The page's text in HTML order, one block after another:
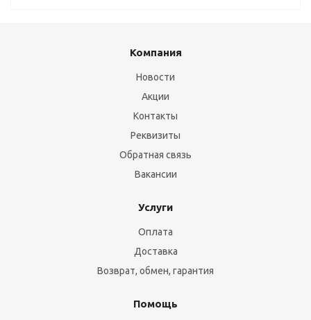
Компания
Новости
Акции
Контакты
Реквизиты
Обратная связь
Вакансии
Услуги
Оплата
Доставка
Возврат, обмен, гарантия
Помощь